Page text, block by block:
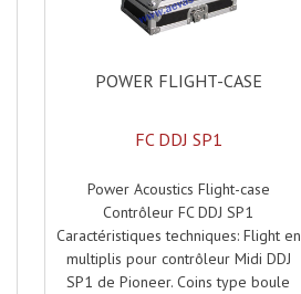
POWER FLIGHT-CASE
FC DDJ SP1
Power Acoustics Flight-case
Contrôleur FC DDJ SP1
Caractéristiques techniques: Flight en
multiplis pour contrôleur Midi DDJ
SP1 de Pioneer. Coins type boule